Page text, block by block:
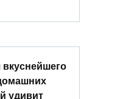
вкуснейшего
удивит